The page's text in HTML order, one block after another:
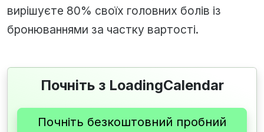
вирішуєте 80% своїх головних болів із
бронюваннями за частку вартості.
Почніть з LoadingCalendar
Почніть безкоштовний пробний